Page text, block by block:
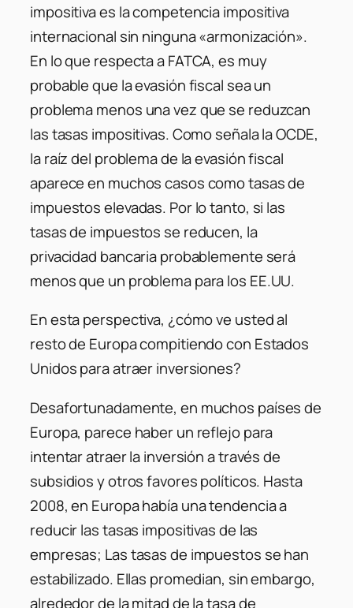
impositiva es la competencia impositiva
internacional sin ninguna «armonización».
En lo que respecta a FATCA, es muy
probable que la evasión fiscal sea un
problema menos una vez que se reduzcan
las tasas impositivas. Como señala la OCDE,
la raíz del problema de la evasión fiscal
aparece en muchos casos como tasas de
impuestos elevadas. Por lo tanto, si las
tasas de impuestos se reducen, la
privacidad bancaria probablemente será
menos que un problema para los EE.UU.
En esta perspectiva, ¿cómo ve usted al
resto de Europa compitiendo con Estados
Unidos para atraer inversiones?
Desafortunadamente, en muchos países de
Europa, parece haber un reflejo para
intentar atraer la inversión a través de
subsidios y otros favores políticos. Hasta
2008, en Europa había una tendencia a
reducir las tasas impositivas de las
empresas; Las tasas de impuestos se han
estabilizado. Ellas promedian, sin embargo,
alrededor de la mitad de la tasa de